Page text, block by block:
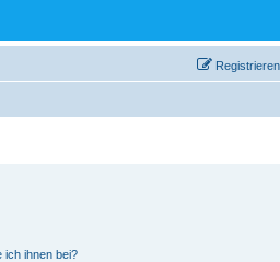
Registrieren
ich ihnen bei?